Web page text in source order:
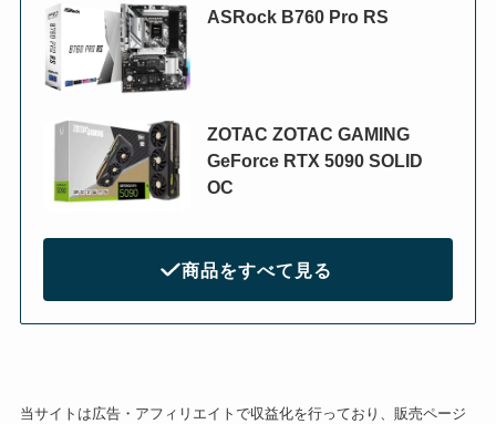
ASRock B760 Pro RS
ZOTAC ZOTAC GAMING
GeForce RTX 5090 SOLID
OC
商品をすべて見る
当サイトは広告・アフィリエイトで収益化を行っており、販売ページ